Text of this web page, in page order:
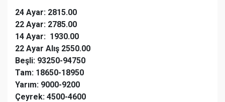
24 Ayar: 2815.00
22 Ayar: 2785.00
14 Ayar: 1930.00
22 Ayar Alış 2550.00
Beşli: 93250-94750
Tam: 18650-18950
Yarım: 9000-9200
Çeyrek: 4500-4600